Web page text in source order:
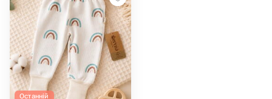
Останній